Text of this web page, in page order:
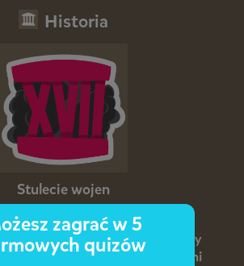
wersję demonstracyjną Squli
Kup teraz!
0 1
Historia
Stulecie wojen
z sąsiadami w XVII wieku. Wojny
i najważniejsze bitwy. Wybitni
zagrać w 5
quizów